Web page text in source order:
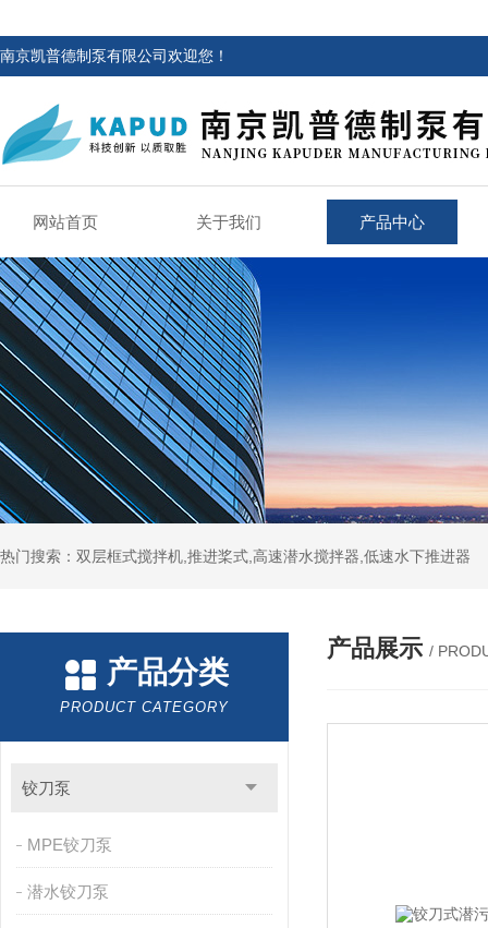
南京凯普德制泵有限公司欢迎您！
网站首页 关于我们 产品中心
热门搜索：双层框式搅拌机,推进桨式,高速潜水搅拌器,低速水下推进器
产品分类
PRODUCT CATEGORY
铰刀泵
MPE铰刀泵
潜水铰刀泵
产品展示 /